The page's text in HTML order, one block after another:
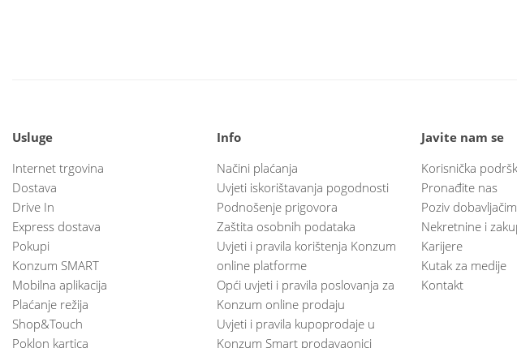
Usluge
Internet trgovina
Dostava
Drive In
Express dostava
Pokupi
Konzum SMART
Mobilna aplikacija
Plaćanje režija
Shop&Touch
Poklon kartica
Info
Načini plaćanja
Uvjeti iskorištavanja pogodnosti
Podnošenje prigovora
Zaštita osobnih podataka
Uvjeti i pravila korištenja Konzum
online platforme
Opći uvjeti i pravila poslovanja za
Konzum online prodaju
Uvjeti i pravila kupoprodaje u
Konzum Smart prodavaonici
Javite nam se
Korisnička
Pronađite nas
Poziv
Nekretnine i
Karijere
Kutak za medije
Kontakt